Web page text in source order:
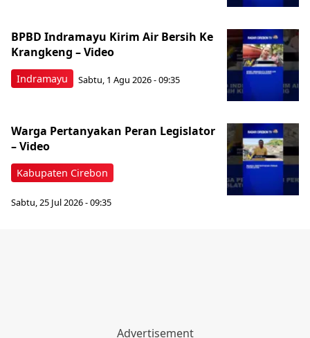
Indramayu
BPBD Indramayu Kirim Air Bersih Ke
Krangkeng – Video
Sabtu, 1 Agu 2026 - 09:35
Kabupaten Cirebon
‎Warga Pertanyakan Peran Legislator
– Video
Sabtu, 25 Jul 2026 - 09:35